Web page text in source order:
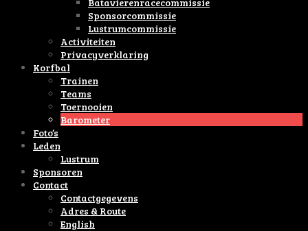
Sponsorcommissie
Lustrumcommissie
Activiteiten
Privacyverklaring
Korfbal
Trainen
Teams
Toernooien
Barometer
Foto’s
Leden
Lustrum
Sponsoren
Contact
Contactgegevens
Adres & Route
English